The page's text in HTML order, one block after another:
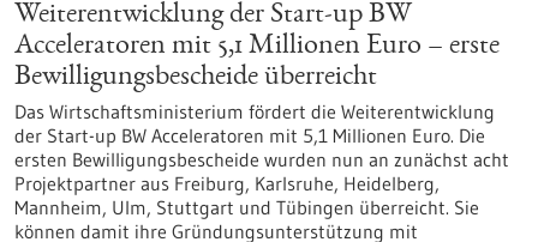
Weiterentwicklung der Start-up BW
Acceleratoren mit 5,1 Millionen Euro – erste
Bewilligungsbescheide überreicht
Das Wirtschaftsministerium fördert die Weiterentwicklung
der Start-up BW Acceleratoren mit 5,1 Millionen Euro. Die
ersten Bewilligungsbescheide wurden nun an zunächst acht
Projektpartner aus Freiburg, Karlsruhe, Heidelberg,
Mannheim, Ulm, Stuttgart und Tübingen überreicht. Sie
können damit ihre Gründungsunterstützung mit